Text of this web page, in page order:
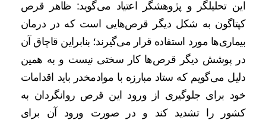
این تحلیلگر و پژوهشگر اعتیاد می‌گوید: ظاهر قرص
کپتاگون به شکل دیگر قرص‌هایی است که در درمان
بیماری‌ها مورد استفاده قرار می‌گیرند؛ بنابراین قاچاق آن
در پوشش دیگر قرص‌ها کار سختی نیست و به همین
دلیل می‌گویم که ستاد مبارزه با موادمخدر باید اقدامات
خود برای جلوگیری از ورود این قرص روانگردان به
کشور را تشدید کند و در صورت ورود آن برای